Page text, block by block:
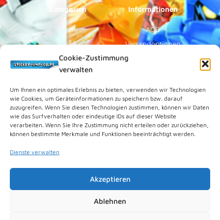
Cookie-Zustimmung
verwalten
Um Ihnen ein optimales Erlebnis zu bieten, verwenden wir Technologien
wie Cookies, um Geräteinformationen zu speichern bzw. darauf
zuzugreifen. Wenn Sie diesen Technologien zustimmen, können wir Daten
wie das Surfverhalten oder eindeutige IDs auf dieser Website
verarbeiten. Wenn Sie Ihre Zustimmung nicht erteilen oder zurückziehen,
können bestimmte Merkmale und Funktionen beeinträchtigt werden.
Dienste verwalten
Akzeptieren
Ablehnen
Kategorien
Panini
Topps
Blue Ocean
Sammelfiguren
Vorverkauf
Informationen
AGB
Versandoptionen
Zahlungsoptionen
Über Uns
Rechtliches
Kundenkonto
Datenschutz
Cookies (EU)
Vertrag widerrufen